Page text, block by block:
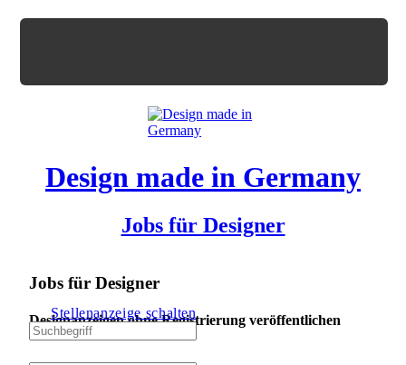
Design made in Germany
Jobs für Designer
Jobs für Designer
Designanzeigen ohne Registrierung veröffentlichen
Stellenanzeige schalten